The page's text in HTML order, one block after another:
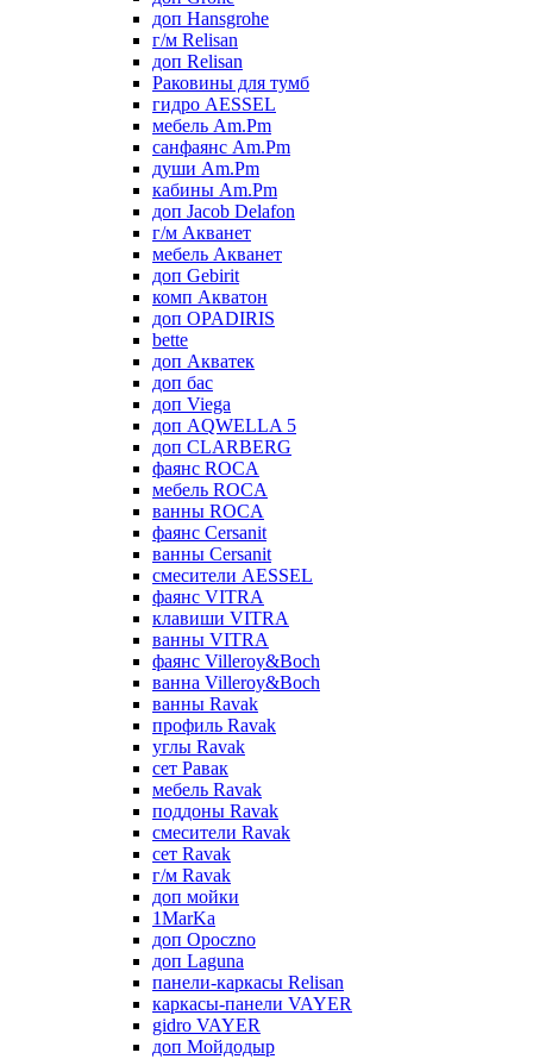
доп Hansgrohe
г/м Relisan
доп Relisan
Раковины для тумб
гидро AESSEL
мебель Am.Pm
санфаянс Am.Pm
души Am.Pm
кабины Am.Pm
доп Jacob Delafon
г/м Акванет
мебель Акванет
доп Gebirit
комп Акватон
доп OPADIRIS
bette
доп Акватек
доп бас
доп Viega
доп AQWELLA 5
доп CLARBERG
фаянс ROCA
мебель ROCA
ванны ROCA
фаянс Cersanit
ванны Cersanit
смесители AESSEL
фаянс VITRA
клавиши VITRA
ванны VITRA
фаянс Villeroy&Boch
ванна Villeroy&Boch
ванны Ravak
профиль Ravak
углы Ravak
сет Равак
мебель Ravak
поддоны Ravak
смесители Ravak
сет Ravak
г/м Ravak
доп мойки
1MarKa
доп Opoczno
доп Laguna
панели-каркасы Relisan
каркасы-панели VAYER
gidro VAYER
доп Мойдодыр